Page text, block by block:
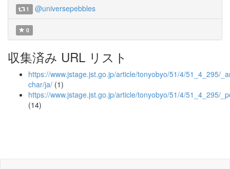
1 @universepebbles
0
収集済み URL リスト
https://www.jstage.jst.go.jp/article/tonyobyo/51/4/51_4_295/
char/ja/ (1)
https://www.jstage.jst.go.jp/article/tonyobyo/51/4/51_4_295/
(14)